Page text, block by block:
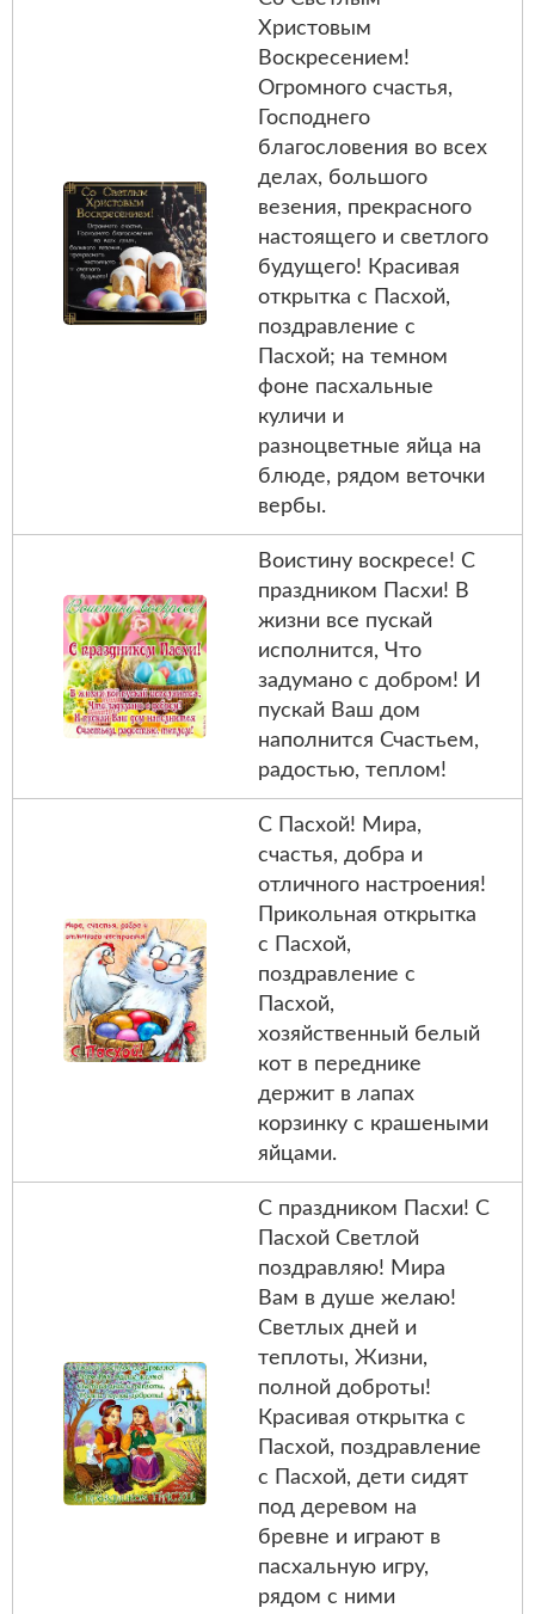
Христовым
Воскресением!
Огромного счастья,
Господнего
благословения во всех
делах, большого
везения, прекрасного
настоящего и светлого
будущего! Красивая
открытка с Пасхой,
поздравление с
Пасхой; на темном
фоне пасхальные
куличи и
разноцветные яйца на
блюде, рядом веточки
вербы.
Воистину воскресе! С
праздником Пасхи! В
жизни все пускай
исполнится, Что
задумано с добром! И
пускай Ваш дом
наполнится Счастьем,
радостью, теплом!
С Пасхой! Мира,
счастья, добра и
отличного настроения!
Прикольная открытка
с Пасхой,
поздравление с
Пасхой,
хозяйственный белый
кот в переднике
держит в лапах
корзинку с крашеными
яйцами.
С праздником Пасхи! С
Пасхой Светлой
поздравляю! Мира
Вам в душе желаю!
Светлых дней и
теплоты, Жизни,
полной доброты!
Красивая открытка с
Пасхой, поздравление
с Пасхой, дети сидят
под деревом на
бревне и играют в
пасхальную игру,
рядом с ними